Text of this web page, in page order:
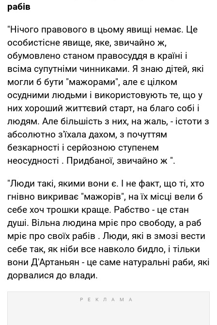
рабів
"Нічого правового в цьому явищі немає. Це
особистісне явище, яке, звичайно ж,
обумовлено станом правосуддя в країні і
всіма супутніми чинниками. Я знаю дітей, які
могли б бути "мажорами", але є цілком
осудними людьми і використовують те, що у
них хороший життєвий старт, на благо собі і
людям. Але більшість з них, на жаль, - істоти з
абсолютно з'їхала дахом, з почуттям
безкарності і серйозною ступенем
неосудності . Придбаної, звичайно ж ".
"Люди такі, якими вони є. І не факт, що ті, хто
гнівно викриває "мажорів", на їх місці вели б
себе хоч трошки краще. Рабство - це стан
душі. Вільна людина мріє про свободу, а раб
мріє про своїх рабів . Люди, які в змозі вести
себе так, як ніби все навколо бидло, і тільки
вони Д'Артаньян - це саме натуральні раби, які
дорвалися до влади.